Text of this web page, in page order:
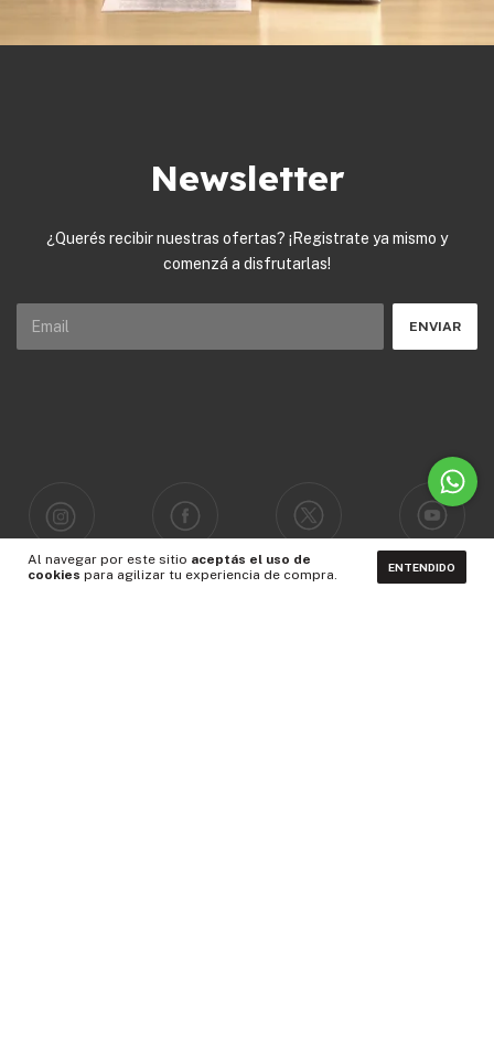
Al navegar por este sitio aceptás el uso de
cookies para agilizar tu experiencia de compra. ENTENDIDO
Newsletter
¿Querés recibir nuestras ofertas? ¡Registrate ya mismo y
comenzá a disfrutarlas!